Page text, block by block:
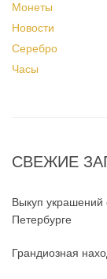
Монеты
Новости
Серебро
Часы
СВЕЖИЕ
Выкуп украшений
Петербурге
Грандиозная